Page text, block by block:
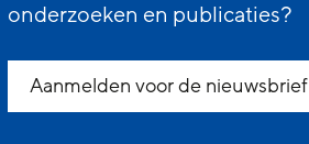
onderzoeken en publicaties?
Aanmelden voor de nieuwsbrief